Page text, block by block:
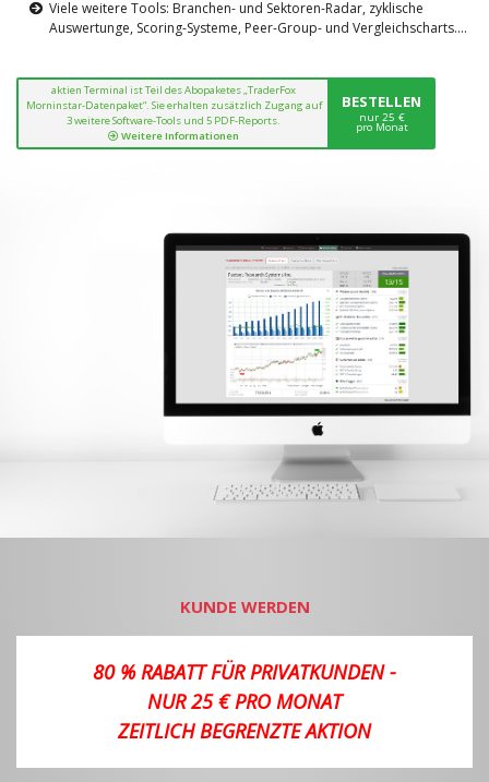
Viele weitere Tools: Branchen- und Sektoren-Radar, zyklische
Auswertunge, Scoring-Systeme, Peer-Group- und Vergleichscharts....
aktien Terminal ist Teil des Abopaketes „TraderFox
Morninstar-Datenpaket“. Sie erhalten zusätzlich Zugang auf
3 weitere Software-Tools und 5 PDF-Reports.
Weitere Informationen
BESTELLEN
nur 25 €
pro Monat
KUNDE WERDEN
80 % RABATT FÜR PRIVATKUNDEN -
NUR 25 € PRO MONAT
ZEITLICH BEGRENZTE AKTION